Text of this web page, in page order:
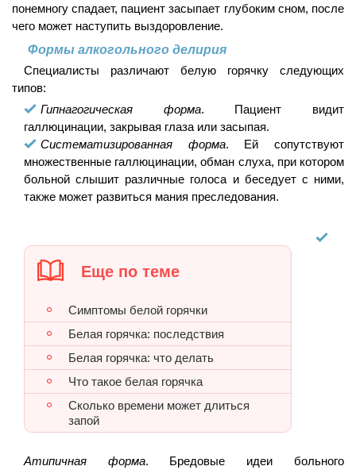
понемногу спадает, пациент засыпает глубоким сном, после
чего может наступить выздоровление.
Формы алкогольного делирия
Специалисты различают белую горячку следующих
типов:
Гипнагогическая форма. Пациент видит
галлюцинации, закрывая глаза или засыпая.
Систематизированная форма. Ей сопутствуют
множественные галлюцинации, обман слуха, при котором
больной слышит различные голоса и беседует с ними,
также может развиться мания преследования.
Еще по теме
Симптомы белой горячки
Белая горячка: последствия
Белая горячка: что делать
Что такое белая горячка
Сколько времени может длиться
запой
Атипичная форма. Бредовые идеи больного